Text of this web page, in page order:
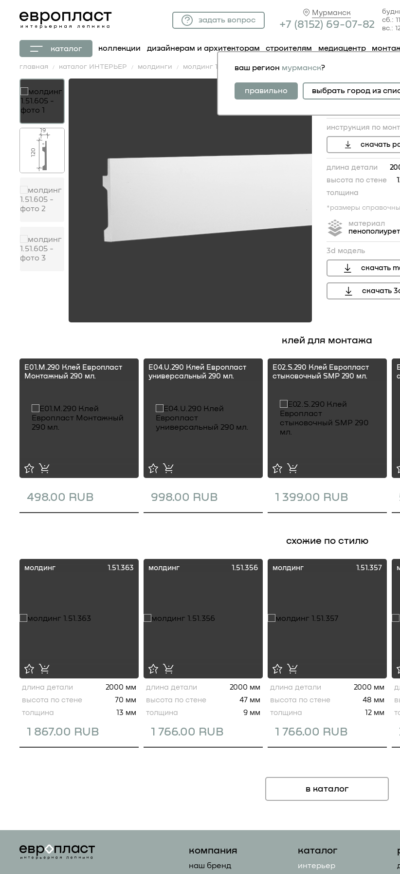
Мурманск
+7 (81 52) 69-07-82
сб.:
вс.:
задать вопрос
каталог коллекции дизайнерам и архитекторам строителям медиацентр
ваш регион мурманск?
правильно выбрать город из
главная каталог ИНТЕРЬЕР молдинги молдинг 1.51.605
19
120
молдинг
инструкция по
скачать
длина детали
высота по стене
толщина
*размеры
материал
3d модель
скачать
скачать
клей для монтажа
E01.M.290 Клей Европласт
Монтажный 290 мл.
498.00 RUB
E04.U.290 Клей Европласт
универсальный 290 мл.
998.00 RUB
E02.S.290 Клей Европласт
стыковочный SMP 290 мл.
1 399.00 RUB
схожие по стилю
молдинг 1.51.363
1 867.00 RUB
длина детали
2000 мм
высота по стене
70 мм
толщина
13 мм
молдинг 1.51.356
1 766.00 RUB
длина детали
2000 мм
высота по стене
47 мм
толщина
9 мм
молдинг 1.51.357
1 766.00 RUB
длина детали
2000 мм
высота по стене
48 мм
толщина
12 мм
в каталог
компания
наш бренд
каталог
интерьер